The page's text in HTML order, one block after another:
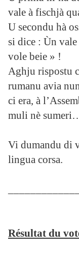
vale à fischjà
U secondu hà
si dice : Ùn
vole beie » !
Aghju rispostu
rumanu avia
ci era, à
muli nè
Vi dumandu di
lingua corsa.
Résultat du